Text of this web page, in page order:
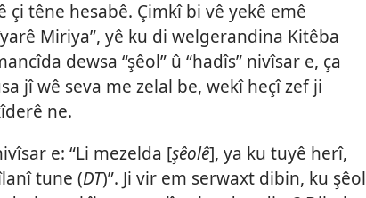
çi têne hesabê. Çimkî bi vê yekê emê
Miriya”, yê ku di welgerandina Kitêba
dewsa “şêol” û “hadîs” nivîsar e, ça
jî wê seva me zelal be, wekî heçî zef ji
ne.
e: “Li mezelda [şêolê], ya ku tuyê herî,
tune (DT)”. Ji vir em serwaxt dibin, ku şêol